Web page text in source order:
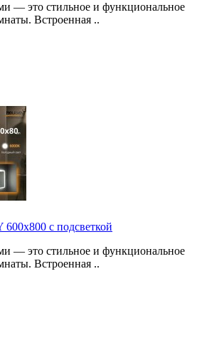
— это стильное и функциональное
Встроенная ..
с подсветкой
— это стильное и функциональное
Встроенная ..